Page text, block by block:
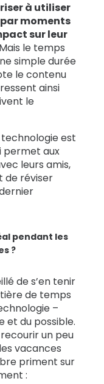
à utiliser
moments
sur leur
Mais le temps
simple durée
le contenu
ainsi
le
technologie est
permet aux
leurs amis,
de réviser
pendant les
?
de s’en tenir
de temps
–
et du possible.
un peu
vacances
priment sur
: